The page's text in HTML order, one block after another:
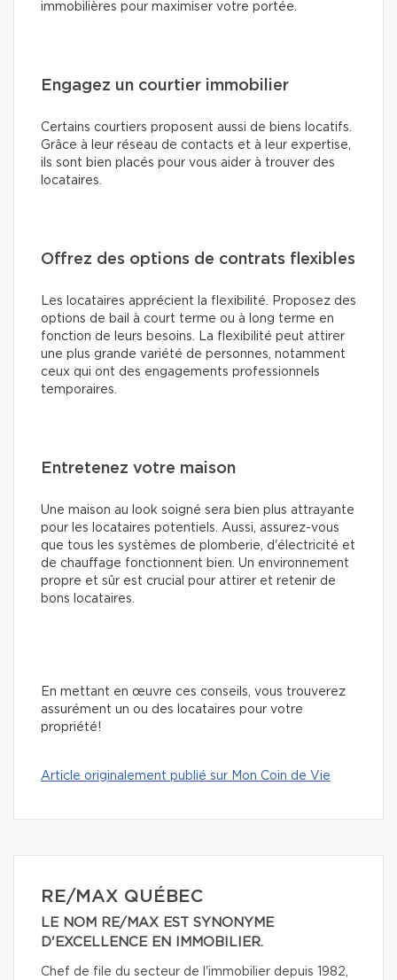
immobilières pour maximiser votre portée.
Engagez un courtier immobilier
Certains courtiers proposent aussi de biens locatifs.
Grâce à leur réseau de contacts et à leur expertise,
ils sont bien placés pour vous aider à trouver des
locataires.
Offrez des options de contrats flexibles
Les locataires apprécient la flexibilité. Proposez des
options de bail à court terme ou à long terme en
fonction de leurs besoins. La flexibilité peut attirer
une plus grande variété de personnes, notamment
ceux qui ont des engagements professionnels
temporaires.
Entretenez votre maison
Une maison au look soigné sera bien plus attrayante
pour les locataires potentiels. Aussi, assurez-vous
que tous les systèmes de plomberie, d'électricité et
de chauffage fonctionnent bien. Un environnement
propre et sûr est crucial pour attirer et retenir de
bons locataires.
En mettant en œuvre ces conseils, vous trouverez
assurément un ou des locataires pour votre
propriété!
Article originalement publié sur Mon Coin de Vie
RE/MAX QUÉBEC
LE NOM RE/MAX EST SYNONYME
D'EXCELLENCE EN IMMOBILIER.
Chef de file du secteur de l'immobilier depuis 1982,